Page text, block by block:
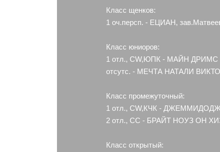
Класс щенков:
1 оч.персп. - ЕЦИАН,
Класс юниоров:
1 отл., CW,ЮПК - МАЙН ДРИМС
отсутс. - МЕЧТА НАТАЛИ
Класс промежуточный:
1 отл., CW,КЧК -
2 отл., СС - БРАЙТ НОУЗ ОН
Класс открытый: